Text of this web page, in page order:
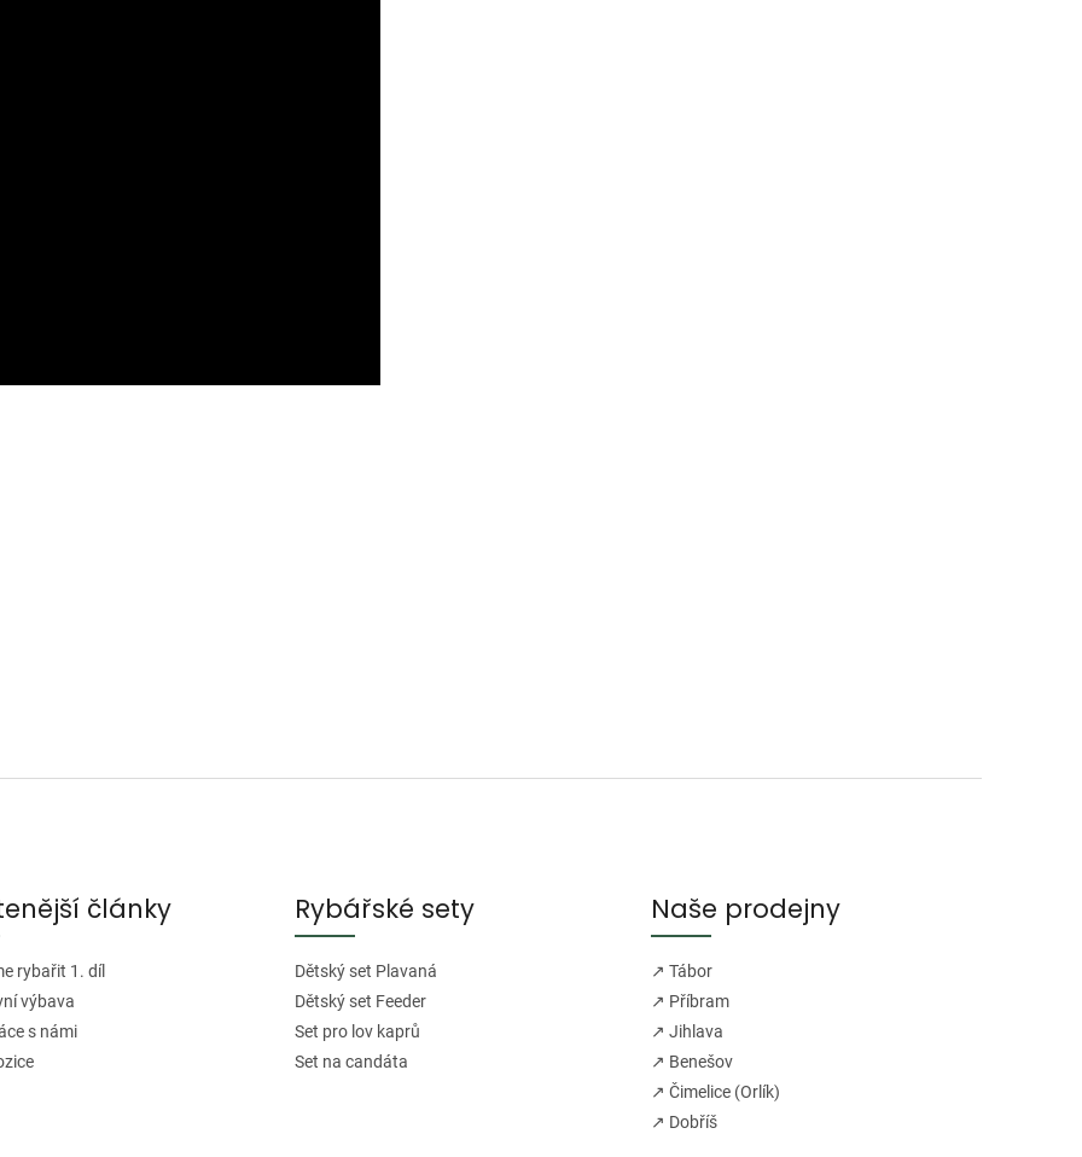
články
rybařit 1. díl
výbava
s námi
Rybářské sety
Dětský set Plavaná
Dětský set Feeder
Set pro lov kaprů
Set na candáta
Naše prodejny
↗ Tábor
↗ Příbram
↗ Jihlava
↗ Benešov
↗ Čimelice (Orlík)
↗ Dobříš